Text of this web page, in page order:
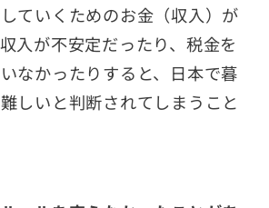
ていくためのお金（収入）が
入が不安定だったり、税金を
なかったりすると、日本で暮
しいと判断されてしまうこと